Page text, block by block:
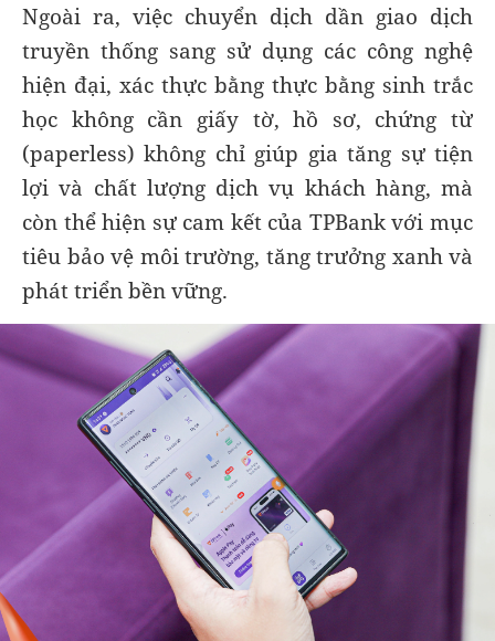
Ngoài ra, việc chuyển dịch dần giao dịch
truyền thống sang sử dụng các công nghệ
hiện đại, xác thực bằng thực bằng sinh trắc
học không cần giấy tờ, hồ sơ, chứng từ
(paperless) không chỉ giúp gia tăng sự tiện
lợi và chất lượng dịch vụ khách hàng, mà
còn thể hiện sự cam kết của TPBank với mục
tiêu bảo vệ môi trường, tăng trưởng xanh và
phát triển bền vững.